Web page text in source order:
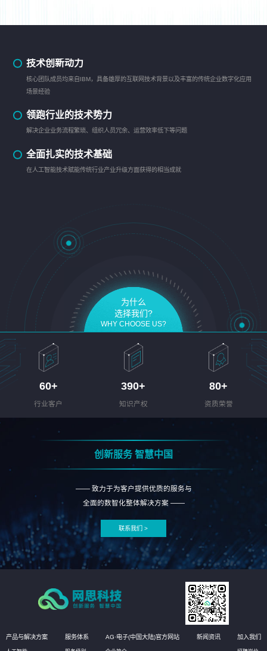
技术创新动力
核心团队成员均来自IBM，具备雄厚的互联网技术背景以及丰富的传统企业数字化应用
场景经验
领跑行业的技术势力
解决企业业务流程繁琐、组织人员冗余、运营效率低下等问题
全面扎实的技术基础
在人工智能技术赋能传统行业产业升级方面获得的相当成就
为什么
选择我们?
WHY CHOOSE US?
60+
行业客户
390+
知识产权
80+
资质荣誉
创新服务 智慧中国
—— 致力于为客户提供优质的服务与
全面的数智化整体解决方案 ——
联系我们 >
产品与解决方案 服务体系 AG·电子(中国大陆)官方网站 新闻资讯 加入我们